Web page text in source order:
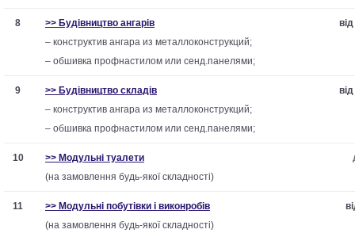
8
>> Будівництво ангарів
– конструктив ангара из металлоконструкций;
– обшивка профнастилом или сенд.панелями;
9
>> Будівництво складів
– конструктив ангара из металлоконструкций;
– обшивка профнастилом или сенд.панелями;
10
>> Модульні туалети
(на замовлення будь-якої складності)
11
>> Модульні побутівки і виконробів
(на замовлення будь-якої складності)